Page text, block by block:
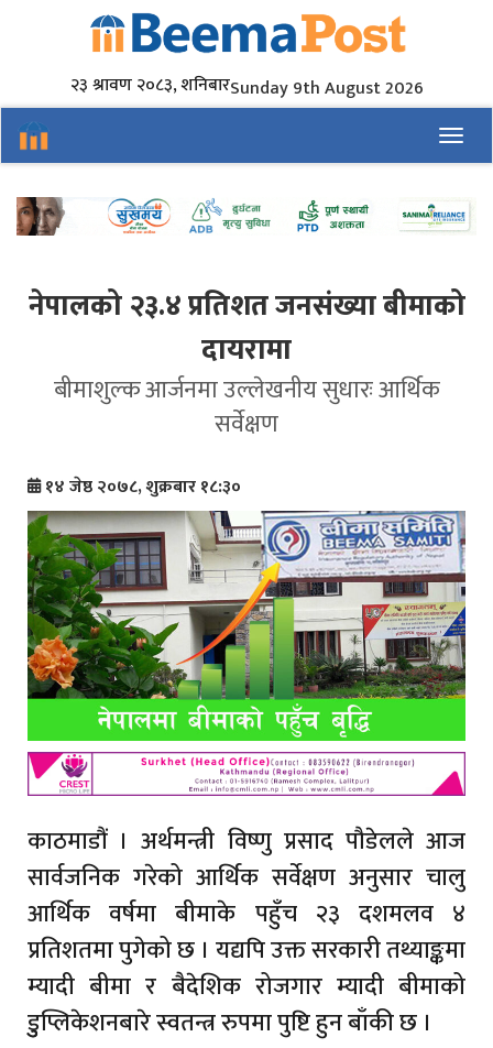
२३ श्रावण २०८३, शनिबारSunday 9th August 2026
नेपालको २३.४ प्रतिशत जनसंख्या बीमाको
दायरामा
बीमाशुल्क आर्जनमा उल्लेखनीय सुधारः आर्थिक
सर्वेक्षण
१४ जेष्ठ २०७८, शुक्रबार १८:३०
काठमाडौं । अर्थमन्त्री विष्णु प्रसाद पौडेलले आज
सार्वजनिक गरेको आर्थिक सर्वेक्षण अनुसार चालु
आर्थिक वर्षमा बीमाके पहुँच २३ दशमलव ४
प्रतिशतमा पुगेको छ । यद्यपि उक्त सरकारी तथ्याङ्कमा
म्यादी बीमा र बैदेशिक रोजगार म्यादी बीमाको
डुुप्लिकेशनबारे स्वतन्त्र रुपमा पुष्टि हुन बाँकी छ ।